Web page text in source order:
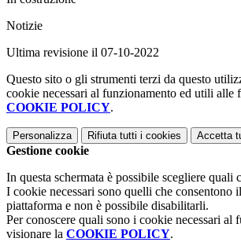
Notizie
Ultima revisione il 07-10-2022
Questo sito o gli strumenti terzi da questo
cookie necessari al funzionamento ed utili alle
COOKIE POLICY.
Personalizza Rifiuta tutti i cookies Accetta
Gestione cookie
In questa schermata è possibile scegliere quali
I cookie necessari sono quelli che consentono
piattaforma e non è possibile disabilitarli.
Per conoscere quali sono i cookie necessari al
visionare la COOKIE POLICY.